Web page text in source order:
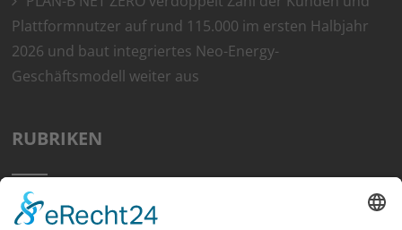
Plattformnutzer auf rund 115.000 im ersten Halbjahr
2026 und baut integriertes Neo-Energy-
Geschäftsmodell weiter aus
RUBRIKEN
Home